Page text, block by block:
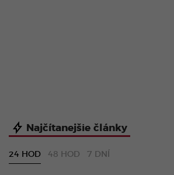
Najčítanejšie články
24 HOD 48 HOD 7 DNÍ